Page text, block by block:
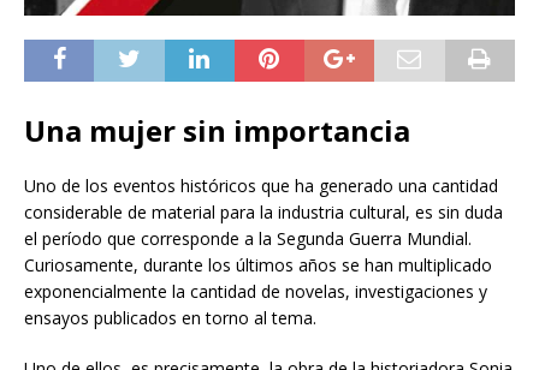
Una mujer sin importancia
Uno de los eventos históricos que ha generado una cantidad
considerable de material para la industria cultural, es sin duda
el período que corresponde a la Segunda Guerra Mundial.
Curiosamente, durante los últimos años se han multiplicado
exponencialmente la cantidad de novelas, investigaciones y
ensayos publicados en torno al tema.